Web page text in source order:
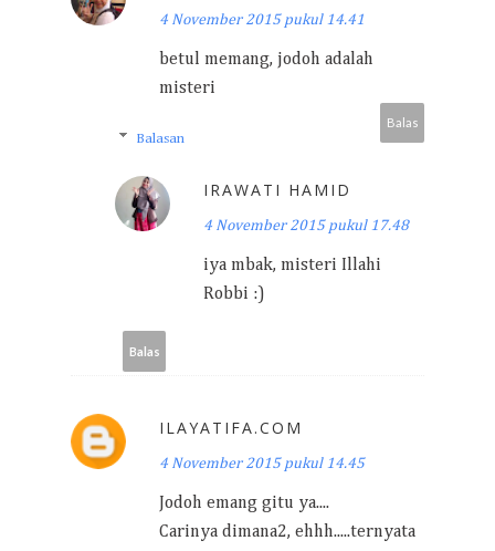
4 November 2015 pukul 14.41
betul memang, jodoh adalah
misteri
Balas
Balasan
IRAWATI HAMID
4 November 2015 pukul 17.48
iya mbak, misteri Illahi
Robbi :)
Balas
ILAYATIFA.COM
4 November 2015 pukul 14.45
Jodoh emang gitu ya....
Carinya dimana2, ehhh.....ternyata